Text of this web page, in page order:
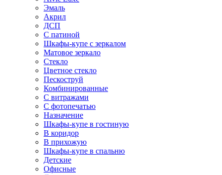
Эмаль
Акрил
ДСП
С патиной
Шкафы-купе с зеркалом
Матовое зеркало
Стекло
Цветное стекло
Пескоструй
Комбинированные
С витражами
С фотопечатью
Назначение
Шкафы-купе в гостиную
В коридор
В прихожую
Шкафы-купе в спальню
Детские
Офисные